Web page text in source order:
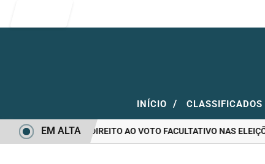
INÍCIO / CLASSIFICADOS
E QUEM TEM DIREITO AO VOTO FACULTATIVO NAS ELEIÇÕES
EM ALTA